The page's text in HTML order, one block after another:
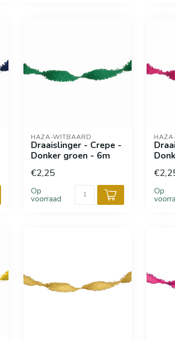
HAZA-WITBAARD
Draaislinger - Crepe -
Donker groen - 6m
€2,25
Op
voorraad
Op